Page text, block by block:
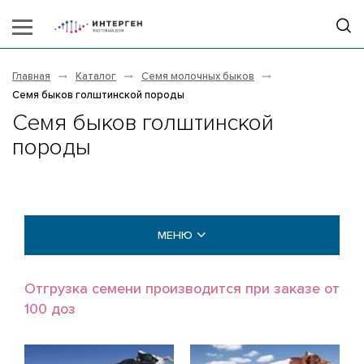
Главная Каталог
Семя молочных быков
Семя быков голштинской породы
Семя быков голштинской
породы
МЕНЮ
Айрширы (Ayrshire)
Отгрузка семени производится при заказе от
100 доз